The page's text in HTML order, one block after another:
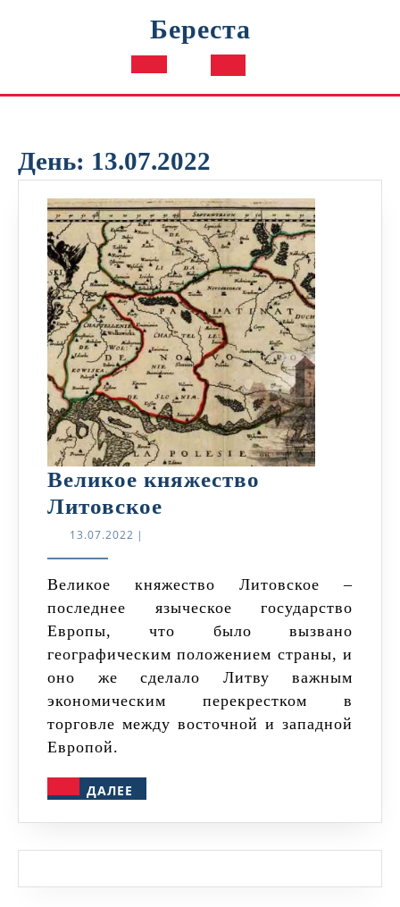
Береста
Кнопка
День: 13.07.2022
Великое княжество
Литовское
13.07.2022 13.07.2022
|
Великое княжество Литовское –
последнее языческое государство
Европы, что было вызвано
географическим положением страны, и
оно же сделало Литву важным
экономическим перекрестком в
торговле между восточной и западной
Европой.
ДАЛЕЕ